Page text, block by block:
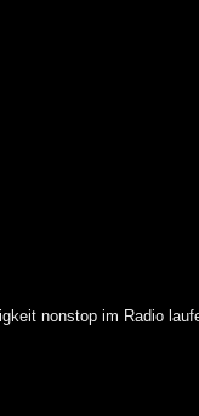
nonstop im Radio